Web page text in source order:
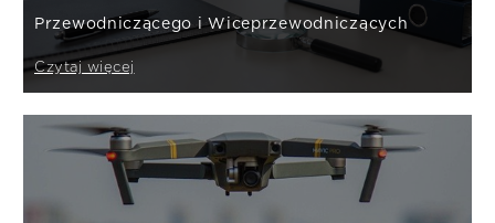
Przewodniczącego i Wiceprzewodniczących
Czytaj więcej